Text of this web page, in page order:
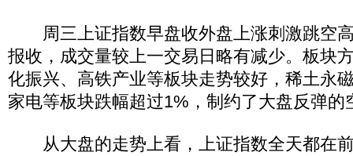
周三上证指数早盘收外盘上涨刺激跳空
报收，成交量较上一交易日略有减少。板块
化振兴、高铁产业等板块走势较好，稀土永
家电等板块跌幅超过1%，制约了大盘反弹的
从大盘的走势上看，上证指数全天都在